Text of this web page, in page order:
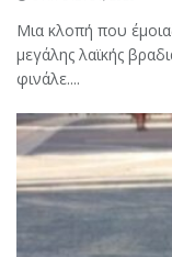
Μια κλοπή που
μεγάλης λαϊκής
φινάλε....